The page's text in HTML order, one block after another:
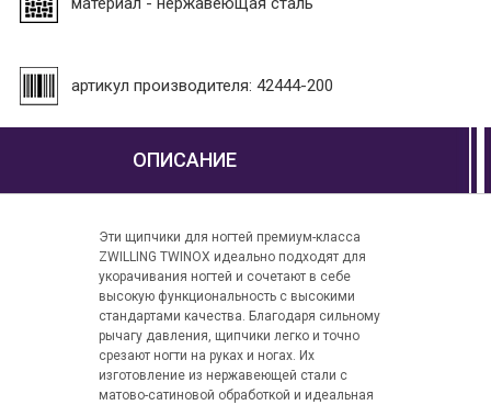
артикул производителя: 42444-200
ОПИСАНИЕ
Эти щипчики для ногтей премиум-класса
ZWILLING TWINOX идеально подходят для
укорачивания ногтей и сочетают в себе
высокую функциональность с высокими
стандартами качества. Благодаря сильному
рычагу давления, щипчики легко и точно
срезают ногти на руках и ногах. Их
изготовление из нержавеющей стали с
матово-сатиновой обработкой и идеальная